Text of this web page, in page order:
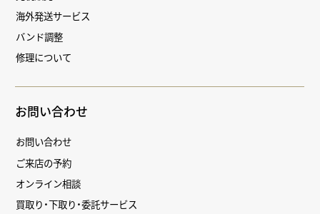
海外発送サービス
バンド調整
修理について
お問い合わせ
お問い合わせ
ご来店の予約
オンライン相談
買取り・下取り・委託サービス